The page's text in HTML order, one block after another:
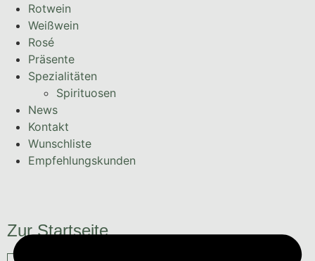
Rotwein
Weißwein
Rosé
Präsente
Spezialitäten
Spirituosen
News
Kontakt
Wunschliste
Empfehlungskunden
Zur Startseite